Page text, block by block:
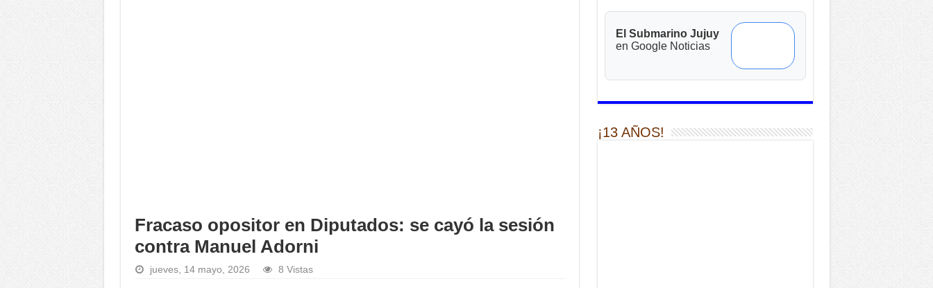
Fracaso opositor en Diputados: se cayó la sesión
contra Manuel Adorni
jueves, 14 mayo, 2026 8 Vistas
El Submarino Jujuy
en Google Noticias
¡13 AÑOS!